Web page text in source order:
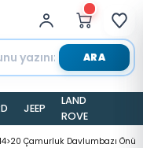
ARA
JEEP
LAND
ROVER
Çamurluk Davlumbazı Önün